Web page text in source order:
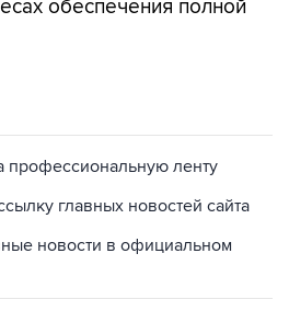
главных новостей сайта
новости в официальном